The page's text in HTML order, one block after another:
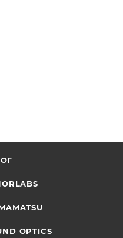
OPTICS